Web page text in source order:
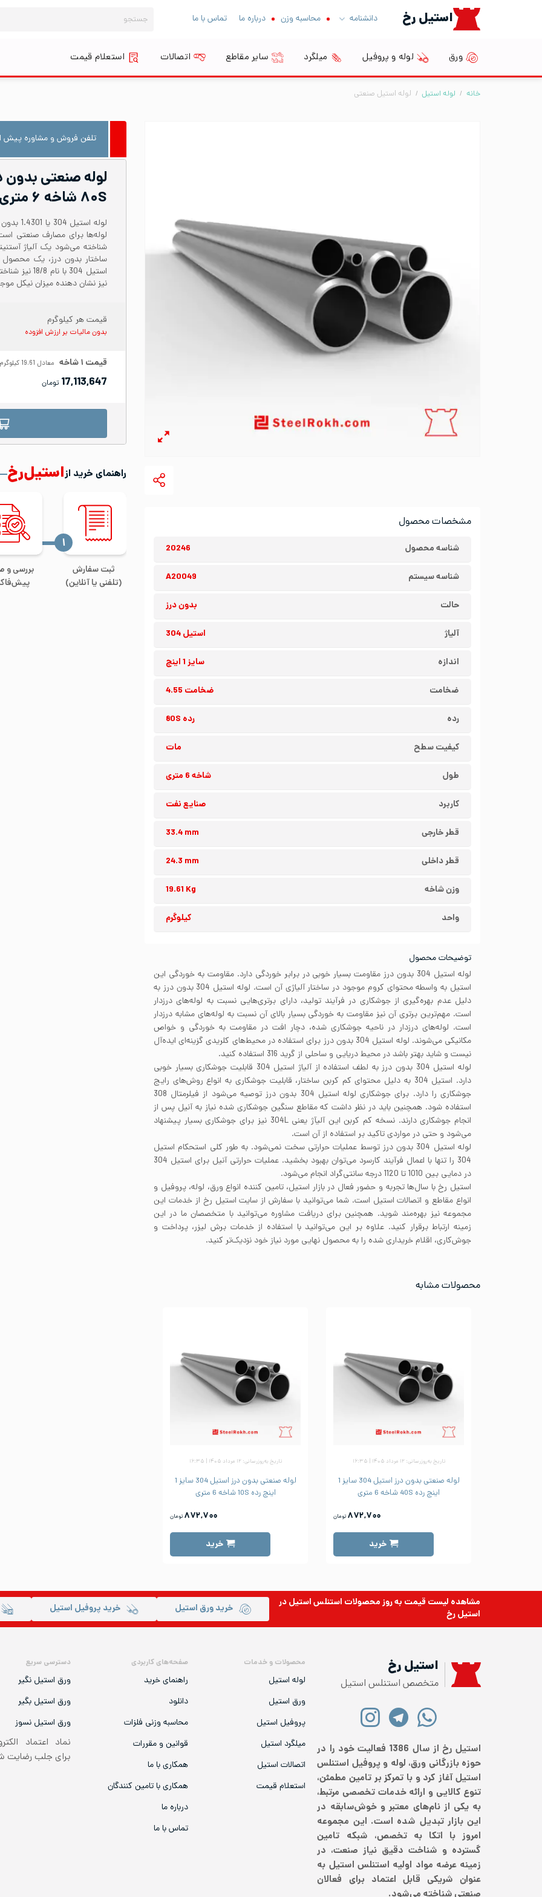
استیل رخ دانشنامه محاسبه وزن درباره ما تماس با ما
برای:
ورق لوله و پروفیل میلگرد سایر مقاطع اتصالات استعلام قیمت
خانه / لوله استیل / لوله استیل صنعتی
مشخصات محصول
شناسه محصول 20246
شناسه سیستم A20049
حالت بدون درز
آلیاژ استیل 304
اندازه سایز 1 اینچ
ضخامت ضخامت 4.55
رده رده 80S
کیفیت سطح مات
طول شاخه 6 متری
کاربرد صنایع نفت
قطر خارجی 33.4 mm
قطر داخلی 24.3 mm
وزن شاخه 19.61 Kg
واحد کیلوگرم
توضیحات محصول
لوله استیل 304 بدون درز مقاومت بسیار خوبی در برابر خوردگی دارد. مقاومت به خوردگی این
استیل به واسطه محتوای کروم موجود در ساختار آلیاژی آن است. لوله استیل 304 بدون درز به
دلیل عدم بهره‌گیری از جوشکاری در فرآیند تولید، دارای برتری‌هایی نسبت به لوله‌های درزدار
است. مهم‌ترین برتری آن نیز مقاومت به خوردگی بسیار بالای آن نسبت به لوله‌های مشابه درزدار
است. لوله‌های درزدار در ناحیه جوشکاری شده، دچار افت در مقاومت به خوردگی و خواص
مکانیکی می‌شوند. لوله استیل 304 بدون درز برای استفاده در محیط‌های کلریدی گزینه‌ای ایده‌آل
نیست و شاید بهتر باشد در محیط دریایی و ساحلی از گرید 316 استفاده کنید.
لوله استیل 304 بدون درز به لطف استفاده از آلیاژ استیل 304 قابلیت جوشکاری بسیار خوبی
دارد. استیل 304 به دلیل محتوای کم کربن ساختار، قابلیت جوشکاری به انواع روش‌های رایج
جوشکاری را دارد. برای جوشکاری لوله استیل 304 بدون درز توصیه می‌شود از فیلرمتال 308
استفاده شود. همچنین باید در نظر داشت که مقاطع سنگین جوشکاری شده نیاز به آنیل پس از
انجام جوشکاری دارند. نسخه کم کربن این آلیآژ یعنی 304L نیز برای جوشکاری بسیار پیشنهاد
می‌شود و حتی در مواردی تاکید بر استفاده از آن است.
لوله استیل 304 بدون درز توسط عملیات حرارتی سخت نمی‌شود. به طور کلی استحکام استیل
304 را تنها با اعمال فرآیند کارسرد می‌توان بهبود بخشید. عملیات حرارتی آنیل برای استیل 304
در دمایی بین 1010 تا 1120 درجه سانتی‌گراد انجام می‌شود.
استیل رخ با سال‌ها تجربه و حضور فعال در بازار استیل، تامین کننده انواع ورق، لوله، پروفیل و
انواع مقاطع و اتصالات استیل است. شما می‌توانید با سفارش از سایت استیل رخ از خدمات این
مجموعه نیز بهره‌مند شوید. همچنین برای دریافت مشاوره می‌توانید با متخصصان ما در این
زمینه ارتباط برقرار کنید. علاوه بر این می‌توانید با استفاده از خدمات برش لیزر، پرداخت و
جوش‌کاری، اقلام خریداری شده را به محصول نهایی مورد نیاز خود نزدیک‌تر کنید.
محصولات مشابه
تاریخ به‌روزرسانی: ۱۲ مرداد ۱۴۰۵ | ۱۶:۳۵
لوله صنعتی بدون درز استیل 304 سایز 1
اینچ رده 40S شاخه 6 متری
۸۷۲,۷۰۰ تومان
خرید
تاریخ به‌روزرسانی: ۱۲ مرداد ۱۴۰۵ | ۱۶:۳۵
لوله صنعتی بدون درز استیل 304 سایز 1
اینچ رده 10S شاخه 6 متری
۸۷۲,۷۰۰ تومان
خرید
تلفن فروش و مشاوره پیش
۸۰S شاخه ۶ متری
شناخته می‌شود یک آلیاژ
ساختار بدون درز، یک
نیز نشان دهنده میزان نیکل موجود در
قیمت هر کیلوگرم
بدون مالیات بر ارزش افزوده
قیمت ۱شاخه معادل 19.61 کیلوگرم
17,113,647 تومان
راهنمای خرید ازاستیل‌رخ
ثبت سفارش
(تلفنی یا آنلاین)
‍۱
بررسی و
مشاهده لیست قیمت به روزمحصولات استنلس استیلدر
استیل رخ
خرید ورق استیل خرید پروفیل استیل
استیل رخ
متخصص استنلس استیل
استیل رخ از سال 1386 فعالیت خود را در
حوزه بازرگانی ورق، لوله و پروفیل استنلس
استیل آغاز کرد و با تمرکز بر تامین مطمئن،
تنوع کالایی و ارائه خدمات تخصصی مرتبط،
به یکی از نام‌های معتبر و خوش‌سابقه در
این بازار تبدیل شده است. این مجموعه
امروز با اتکا به تخصص، شبکه تامین
گسترده و شناخت دقیق نیاز صنعت، در
زمینه عرضه مواد اولیه استنلس استیل به
عنوان شریکی قابل اعتماد برای فعالان
محصولات و خدمات
لوله استیل
ورق استیل
پروفیل استیل
میلگرد استیل
اتصالات استیل
استعلام قیمت
صفحه‌های کاربردی
راهنمای خرید
دانلود
محاسبه وزنی فلزات
قوانین و مقررات
همکاری با ما
همکاری با تامین کنندگان
درباره ما
تماس با ما
دسترسی سریع
ورق استیل نگیر
ورق استیل بگیر
ورق استیل نسوز
نماد اعتماد
برای جلب